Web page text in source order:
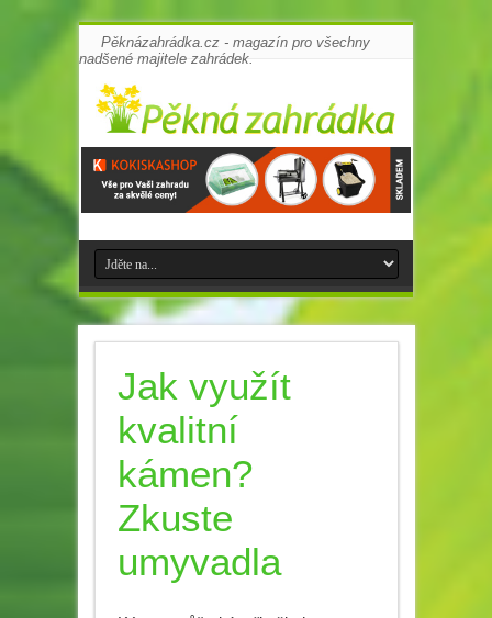
Pěknázahrádka.cz - magazín pro všechny
nadšené majitele zahrádek.
Jak využít
kvalitní
kámen?
Zkuste
umyvadla